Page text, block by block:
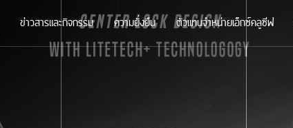
ข่าวสารและกิจกรรม ความยั่งยืน ตัวแทนจำหน่ายเอ็กซ์คลูซีฟ